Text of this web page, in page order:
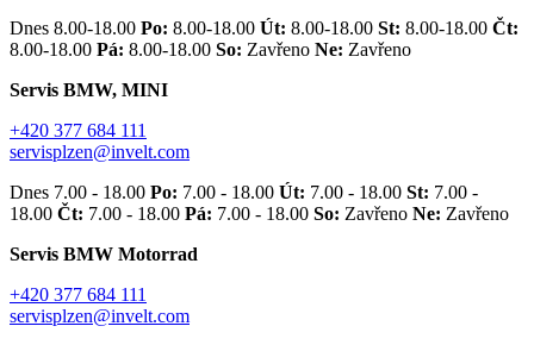
Dnes 8.00-18.00 Po: 8.00-18.00 Út: 8.00-18.00 St: 8.00-18.00 Čt:
8.00-18.00 Pá: 8.00-18.00 So: Zavřeno Ne: Zavřeno
Servis BMW, MINI
+420 377 684 111
servisplzen@invelt.com
Dnes 7.00 - 18.00 Po: 7.00 - 18.00 Út: 7.00 - 18.00 St: 7.00 -
18.00 Čt: 7.00 - 18.00 Pá: 7.00 - 18.00 So: Zavřeno Ne: Zavřeno
Servis BMW Motorrad
+420 377 684 111
servisplzen@invelt.com